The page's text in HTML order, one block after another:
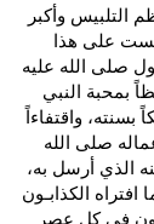
وأكبر
على هذا
صلى الله عليه
بمحبة النبي
واقتفاءاً
صلى الله
الذي أرسل به،
الكذابـون
في كل عصر